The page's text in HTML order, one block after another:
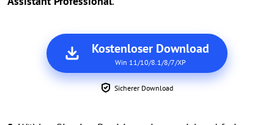
Kostenloser Download
Win 11/10/8.1/8/7/XP
Sicherer Download